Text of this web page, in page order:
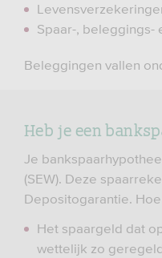
Spaar-, beleggings-
Beleggingen vallen
Heb je een
Je
(SEW). Deze
Depositogarantie.
Het spaargeld dat
wettelijk zo